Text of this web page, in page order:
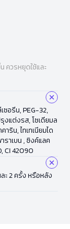
ควรหยุดใช้และ
ซอรีน, PEG-32,
งแต่งรส, โซเดียมล
ริน, ไทเทเนียมได
ราเบน , ซิงค์แลค
CI 42090
ะ 2 ครั้ง หรือหลัง